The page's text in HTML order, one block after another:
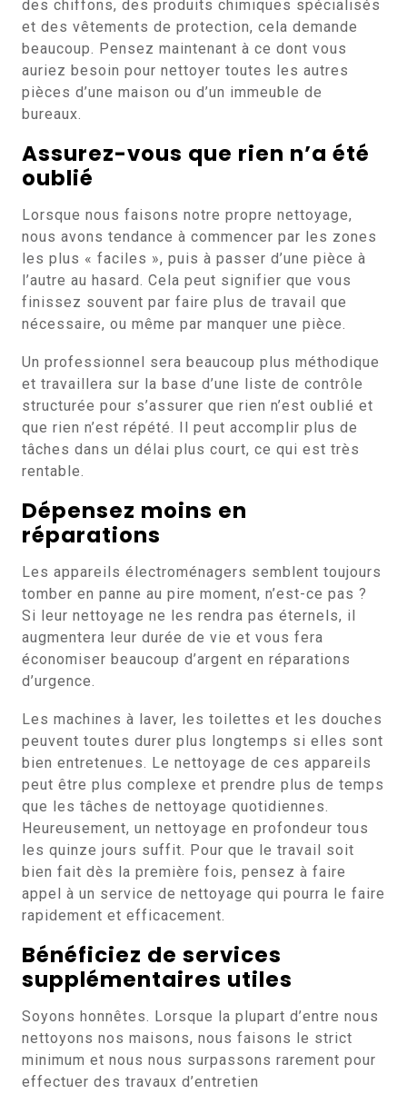
des chiffons, des produits chimiques spécialisés
et des vêtements de protection, cela demande
beaucoup. Pensez maintenant à ce dont vous
auriez besoin pour nettoyer toutes les autres
pièces d’une maison ou d’un immeuble de
bureaux.
Assurez-vous que rien n’a été
oublié
Lorsque nous faisons notre propre nettoyage,
nous avons tendance à commencer par les zones
les plus « faciles », puis à passer d’une pièce à
l’autre au hasard. Cela peut signifier que vous
finissez souvent par faire plus de travail que
nécessaire, ou même par manquer une pièce.
Un professionnel sera beaucoup plus méthodique
et travaillera sur la base d’une liste de contrôle
structurée pour s’assurer que rien n’est oublié et
que rien n’est répété. Il peut accomplir plus de
tâches dans un délai plus court, ce qui est très
rentable.
Dépensez moins en
réparations
Les appareils électroménagers semblent toujours
tomber en panne au pire moment, n’est-ce pas ?
Si leur nettoyage ne les rendra pas éternels, il
augmentera leur durée de vie et vous fera
économiser beaucoup d’argent en réparations
d’urgence.
Les machines à laver, les toilettes et les douches
peuvent toutes durer plus longtemps si elles sont
bien entretenues. Le nettoyage de ces appareils
peut être plus complexe et prendre plus de temps
que les tâches de nettoyage quotidiennes.
Heureusement, un nettoyage en profondeur tous
les quinze jours suffit. Pour que le travail soit
bien fait dès la première fois, pensez à faire
appel à un service de nettoyage qui pourra le faire
rapidement et efficacement.
Bénéficiez de services
supplémentaires utiles
Soyons honnêtes. Lorsque la plupart d’entre nous
nettoyons nos maisons, nous faisons le strict
minimum et nous nous surpassons rarement pour
effectuer des travaux d’entretien